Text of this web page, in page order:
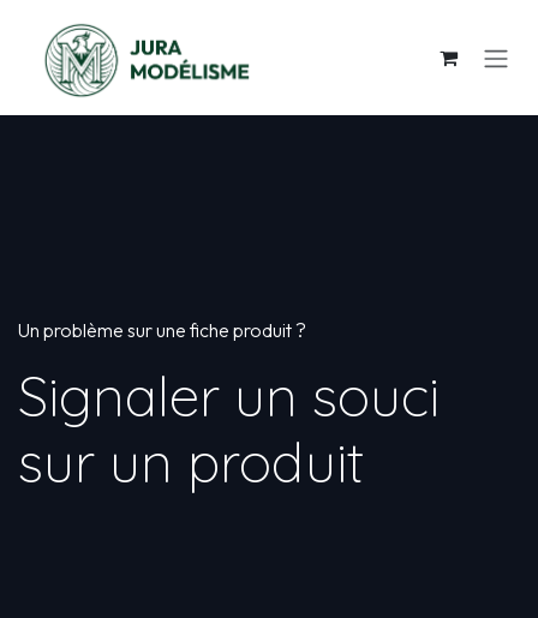
Un problème sur une fiche produit ?
Signaler un souci
sur un produit